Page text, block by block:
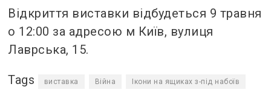
Відкриття виставки відбудеться 9 травня
о 12:00 за адресою м Київ, вулиця
Лаврська, 15.
Tags виставка Війна Ікони на ящиках з-під набоїв